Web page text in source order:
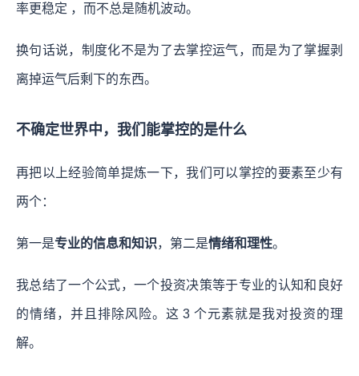
率更稳定 ，而不总是随机波动。
换句话说， 制度化不是为了去掌控运气，而是为了掌握剥
离掉运气后剩下的东西。
不确定世界中，我们能掌控的是什么
再把以上经验简单提炼一下，我们可以掌控的要素至少有
两个：
第一是专业的信息和知识，第二是情绪和理性。
我总结了一个公式， 一个投资决策等于专业的认知和良好
的情绪，并且排除风险。 这 3 个元素就是我对投资的理
解。